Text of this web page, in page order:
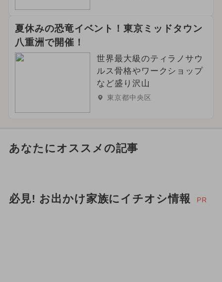
夏休みの恐竜イベント！東京ミッドタウン
八重洲で開催！
世界最大級のティラノサウ
ルス骨格やワークショップ
など盛り沢山
東京都中央区
あなたにオススメの記事
必見! お出かけ家族にイチオシ情報 PR